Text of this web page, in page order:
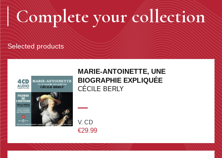
Complete your collection
Selected products
MARIE-ANTOINETTE, UNE
BIOGRAPHIE EXPLIQUÉE
CÉCILE BERLY
V. CD
€29.99